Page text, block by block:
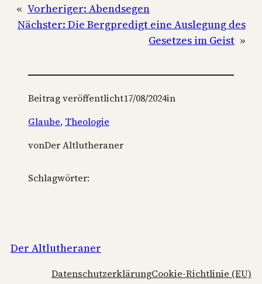
« Vorheriger: Abendsegen
Nächster: Die Bergpredigt eine Auslegung des
Gesetzes im Geist »
Beitrag veröffentlicht17/08/2024in
Glaube, Theologie
vonDer Altlutheraner
Schlagwörter:
Der Altlutheraner
DatenschutzerklärungCookie-Richtlinie (EU)